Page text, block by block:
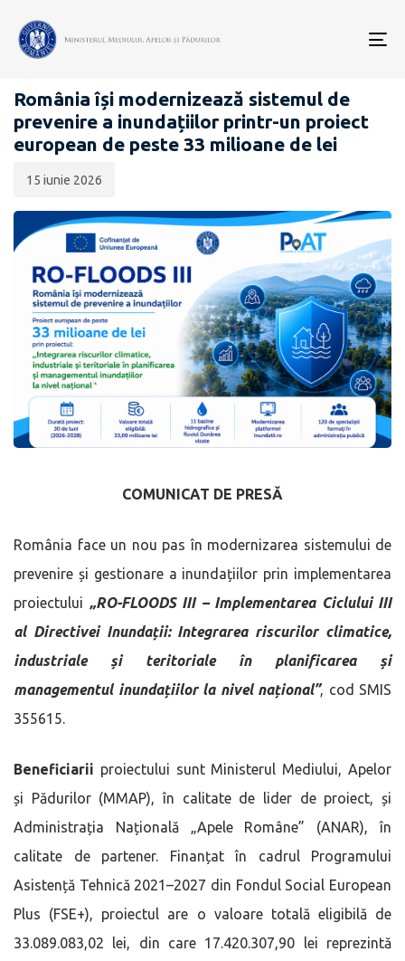
RO-FLOODS III
România își modernizează sistemul de
prevenire a inundațiilor printr-un proiect
european de peste 33 milioane de lei
publicării:
15 iunie 2026
COMUNICAT DE PRESĂ
România face un nou pas în modernizarea sistemului de
prevenire și gestionare a inundațiilor prin implementarea
proiectului „RO-FLOODS III – Implementarea Ciclului III
al Directivei Inundații: Integrarea riscurilor climatice,
industriale și teritoriale în planificarea și
managementul inundațiilor la nivel național”, cod SMIS
355615.
Beneficiarii proiectului sunt Ministerul Mediului, Apelor
și Pădurilor (MMAP), în calitate de lider de proiect, și
Administrația Națională „Apele Române” (ANAR), în
calitate de partener. Finanțat în cadrul Programului
Asistență Tehnică 2021–2027 din Fondul Social European
Plus (FSE+), proiectul are o valoare totală eligibilă de
33.089.083,02 lei, din care 17.420.307,90 lei reprezintă